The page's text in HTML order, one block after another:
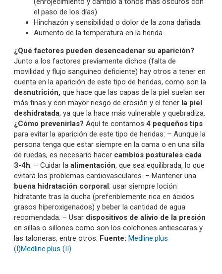
el paso de los días)
Hinchazón y sensibilidad o dolor de la zona dañada.
Aumento de la temperatura en la herida.
¿Qué factores pueden desencadenar su aparición?
Junto a los factores previamente dichos (falta de
movilidad y flujo sanguíneo deficiente) hay otros a tener en
cuenta en la aparición de este tipo de heridas, como son la
desnutrición, que hace que las capas de la piel suelan ser
más finas y con mayor riesgo de erosión y el tener la piel
deshidratada, ya que la hace más vulnerable y quebradiza.
¿Cómo prevenirlas? Aquí te contamos 4 pequeños tips
para evitar la aparición de este tipo de heridas: – Aunque la
persona tenga que estar siempre en la cama o en una silla
de ruedas, es necesario hacer cambios posturales cada
3-4h. – Cuidar la alimentación, que sea equilibrada, lo que
evitará los problemas cardiovasculares. – Mantener una
buena hidratación corporal: usar siempre loción
hidratante tras la ducha (preferiblemente rica en ácidos
grasos hiperoxigenados) y beber la cantidad de agua
recomendada. – Usar dispositivos de alivio de la presión
en sillas o sillones como son los colchones antiescaras y
las taloneras, entre otros. Fuente: Medline.plus
(I)Medline.plus (II)